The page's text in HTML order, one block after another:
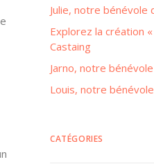
Julie, notre bénévole
Explorez la création
Castaing
Jarno, notre
Louis, notre
CATÉGORIES